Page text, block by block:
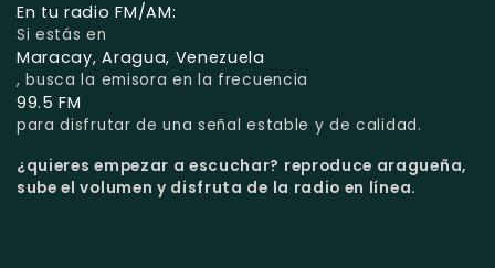
En tu radio FM/AM:
Si estás en
Maracay, Aragua, Venezuela
, busca la emisora en la frecuencia
99.5 FM
para disfrutar de una señal estable y de calidad.
¿quieres empezar a escuchar? reproduce aragueña,
sube el volumen y disfruta de la radio en línea.